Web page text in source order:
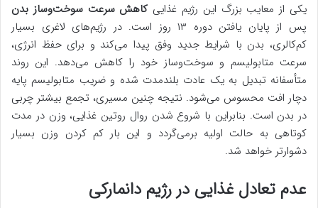
یکی از معایب بزرگ این رژیم غذایی کاهش سرعت سوخت‌وساز بدن
پس از پایان یافتن دوره ۱۳ روز است. در رژیم‌های لاغری بسیار
کم‌کالری، بدن با شرایط جدید وفق پیدا می‌کند و برای حفظ انرژی،
سرعت متابولیسم و سوخت‌وساز خود را کاهش می‌دهد. این روند
متأسفانه تبدیل به یک عادت بلندمدت شده و ضریب متابولیسم پایه
دچار افت محسوس می‌شود. نتیجه چنین مسیری، تجمع بیشتر چربی
در بدن است. بنابراین با شروع شدن روال روتین غذایی، وزن در مدت
کوتاهی به حالت اولیه برمی‌گردد و این بار کم کردن وزن بسیار
دشوارتر خواهد شد.
عدم تعادل غذایی در رژیم دانمارکی